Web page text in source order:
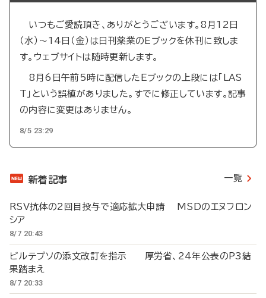
いつもご愛読頂き、ありがとうございます。8月12日
（水）～14日（金）は日刊薬業のEブックを休刊に致しま
す。ウェブサイトは随時更新します。
8月6日午前5時に配信したEブックの上段には「LAS
T」という誤植がありました。すでに修正しています。記事
の内容に変更はありません。
8/5 23:29
新着記事 一覧
RSV抗体の2回目投与で適応拡大申請 MSDのエヌフロン
シア
8/7 20:43
ビルテプソの添文改訂を指示 厚労省、24年公表のP3結
果踏まえ
8/7 20:33